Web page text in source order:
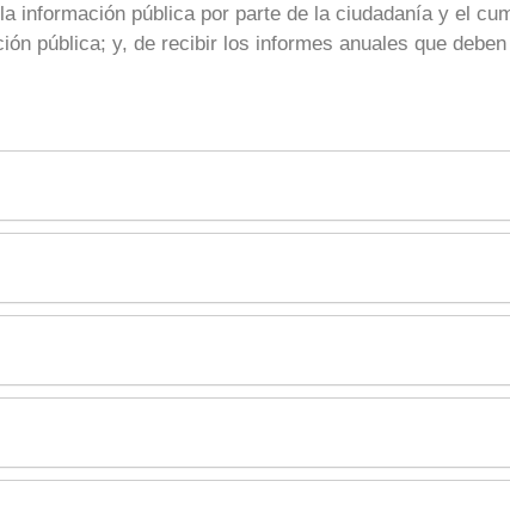
información pública por parte de la ciudadanía y el
pública; y, de recibir los informes anuales que